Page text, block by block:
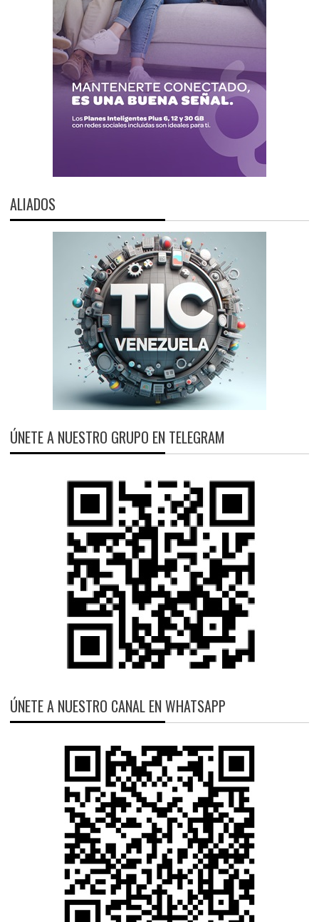
ALIADOS
ÚNETE A NUESTRO GRUPO EN TELEGRAM
ÚNETE A NUESTRO CANAL EN WHATSAPP